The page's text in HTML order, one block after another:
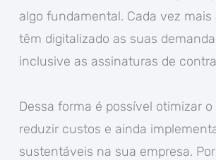
algo fundamental. Cada vez mais
têm digitalizado as suas
inclusive as assinaturas de
Dessa forma é possível otimizar o
reduzir custos e ainda
sustentáveis na sua empresa.